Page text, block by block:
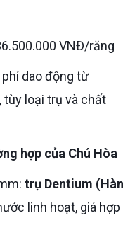
VNĐ/răng
phí dao động từ
, tùy loại trụ và chất
hợp của Chú Hòa
trụ Dentium (Hàn
linh hoạt, giá hợp